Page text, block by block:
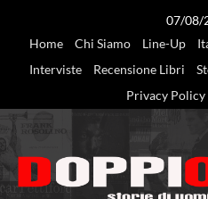
07/08/
Home
Chi Siamo Line-Up
Interviste
Recensione Libri
Privacy Policy